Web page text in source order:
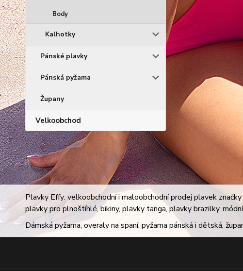
Body
Kalhotky
Pánské plavky
Pánská pyžama
Župany
Velkoobchod
Plavky Effy: velkoobchodní i maloobchodní prodej plavek
plavky pro plnoštíhlé, bikiny, plavky tanga, plavky brazilky,
Dámská pyžama, overaly na spaní, pyžama pánská i dětská,